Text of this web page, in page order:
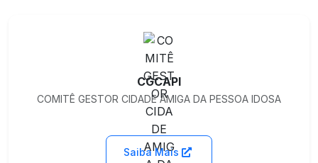
CGCAPI
COMITÊ GESTOR CIDADE AMIGA DA PESSOA IDOSA
Saiba Mais